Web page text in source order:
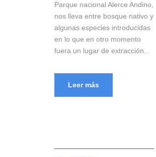
Parque nacional Alerce Andino,
nos lleva entre bosque nativo y
algunas especies introducidas
en lo que en otro momento
fuera un lugar de extracción...
Leer más